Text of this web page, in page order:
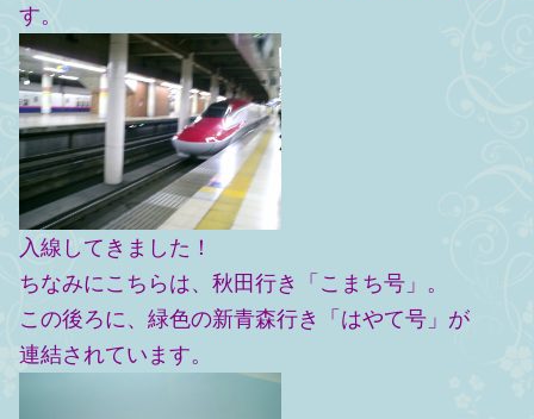
す。
入線してきました！
ちなみにこちらは、秋田行き「こまち号」。
この後ろに、緑色の新青森行き「はやて号」が
連結されています。